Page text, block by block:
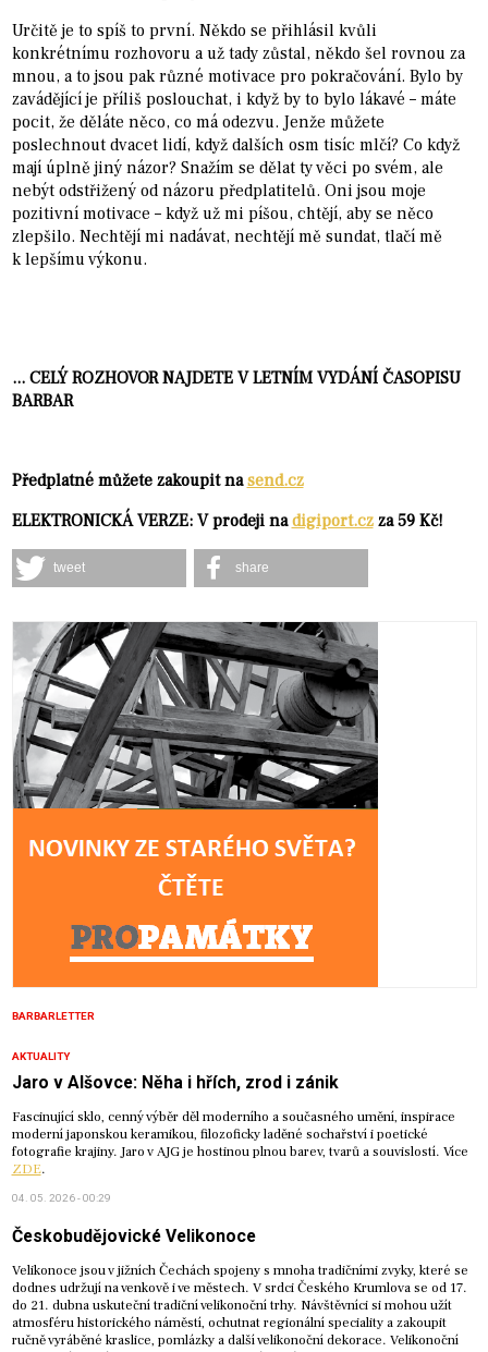
Určitě je to spíš to první. Někdo se přihlásil kvůli
konkrétnímu rozhovoru a už tady zůstal, někdo šel rovnou za
mnou, a to jsou pak různé motivace pro pokračování. Bylo by
zavádějící je příliš poslouchat, i když by to bylo lákavé – máte
pocit, že děláte něco, co má odezvu. Jenže můžete
poslechnout dvacet lidí, když dalších osm tisíc mlčí? Co když
mají úplně jiný názor? Snažím se dělat ty věci po svém, ale
nebýt odstřižený od názoru předplatitelů. Oni jsou moje
pozitivní motivace – když už mi píšou, chtějí, aby se něco
zlepšilo. Nechtějí mi nadávat, nechtějí mě sundat, tlačí mě
k lepšímu výkonu.
... CELÝ ROZHOVOR NAJDETE V LETNÍM VYDÁNÍ ČASOPISU
BARBAR
Předplatné můžete zakoupit nasend.cz
ELEKTRONICKÁ VERZE: V prodeji nadigiport.czza 59 Kč!
tweet share
BARBARLETTER
AKTUALITY
Jaro v Alšovce: Něha i hřích, zrod i zánik
Fascinující sklo, cenný výběr děl moderního a současného umění, inspirace
moderní japonskou keramikou, filozoficky laděné sochařství i poetické
fotografie krajiny. Jaro v AJG je hostinou plnou barev, tvarů a souvislostí. Více
ZDE.
04. 05. 2026 - 00:29
Českobudějovické Velikonoce
Velikonoce jsou v jižních Čechách spojeny s mnoha tradičními zvyky, které se
dodnes udržují na venkově i ve městech. V srdci Českého Krumlova se od 17.
do 21. dubna uskuteční tradiční velikonoční trhy. Návštěvníci si mohou užít
atmosféru historického náměstí, ochutnat regionální speciality a zakoupit
ručně vyráběné kraslice, pomlázky a další velikonoční dekorace. Velikonoční